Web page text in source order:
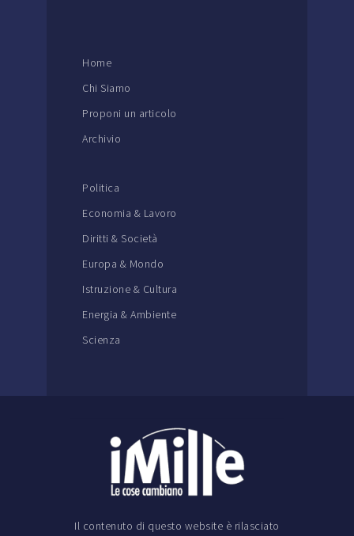
Home
Chi Siamo
Proponi un articolo
Archivio
Politica
Economia & Lavoro
Diritti & Società
Europa & Mondo
Istruzione & Cultura
Energia & Ambiente
Scienza
Il contenuto di questo website è rilasciato